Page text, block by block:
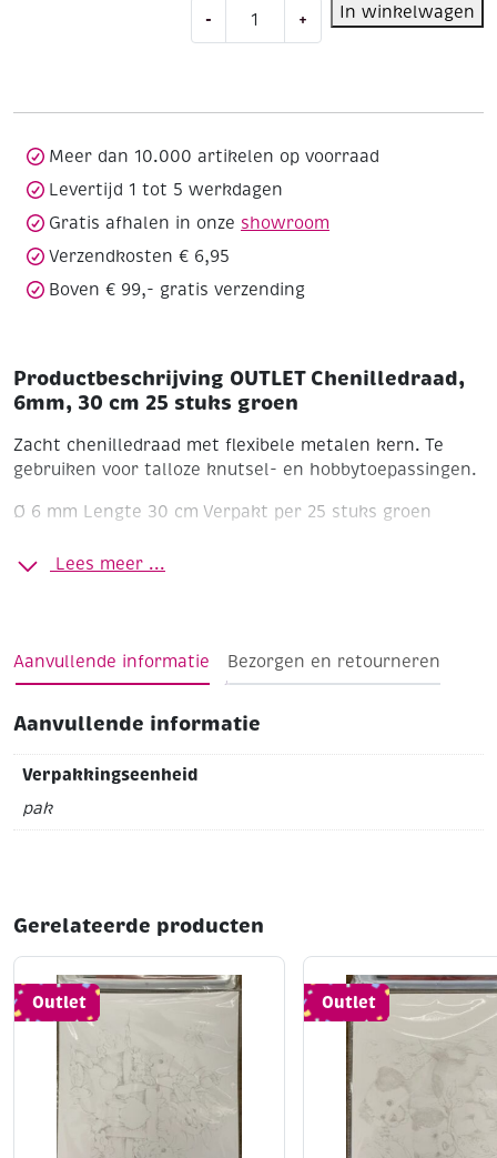
-
Chenilledraad,
stuks
groen
+ In winkelwagen
Meer dan 10.000 artikelen op voorraad
Levertijd 1 tot 5 werkdagen
Gratis afhalen in onze showroom
Verzendkosten € 6,95
Boven € 99,- gratis verzending
Productbeschrijving OUTLET Chenilledraad,
6mm, 30 cm 25 stuks groen
Zacht chenilledraad met flexibele metalen kern. Te
gebruiken voor talloze knutsel- en hobbytoepassingen.
Ø 6 mm Lengte 30 cm Verpakt per 25 stuks groen
Lees meer ...
Aanvullende informatie Bezorgen en retourneren
Aanvullende informatie
Verpakkingseenheid
pak
Gerelateerde producten
Outlet Outlet